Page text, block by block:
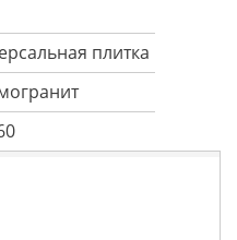
плитка